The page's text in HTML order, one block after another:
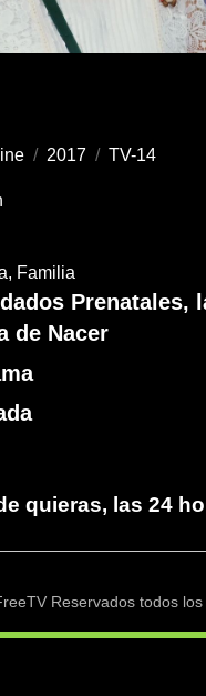
/ 2017 / TV-14
Familia
Prenatales,
de Nacer
quieras, las 24
Reservados todos los